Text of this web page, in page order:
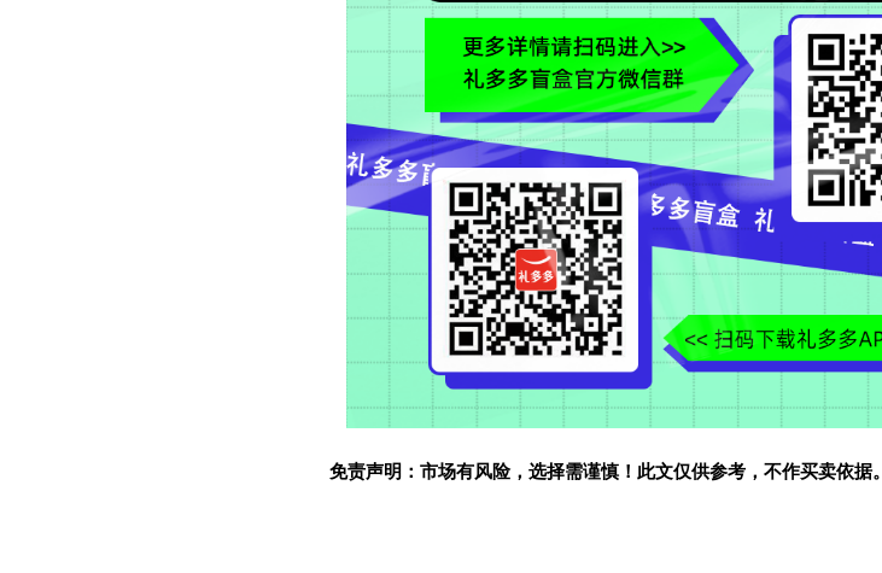
免责声明：市场有风险，选择需谨慎！此文仅供参考，不作买卖依据。